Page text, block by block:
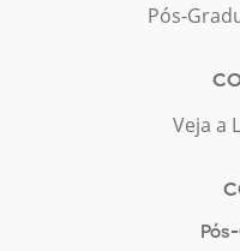
Pós-
Veja a